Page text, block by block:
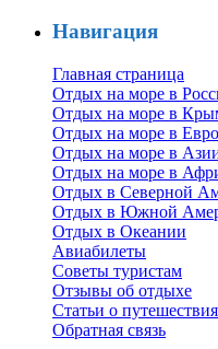
Навигация
Главная страница
Отдых на море в
Отдых на море в
Отдых на море в
Отдых на море в
Отдых на море в
Отдых в Северной
Отдых в Южной
Отдых в Океании
Авиабилеты
Советы туристам
Отзывы об отдыхе
Статьи о
Обратная связь